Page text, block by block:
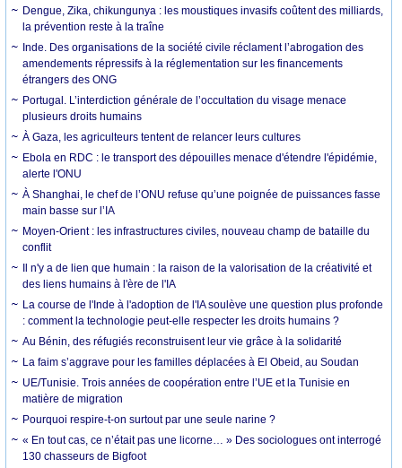
Dengue, Zika, chikungunya : les moustiques invasifs coûtent des milliards,
la prévention reste à la traîne
Inde. Des organisations de la société civile réclament l’abrogation des
amendements répressifs à la réglementation sur les financements
étrangers des ONG
Portugal. L’interdiction générale de l’occultation du visage menace
plusieurs droits humains
À Gaza, les agriculteurs tentent de relancer leurs cultures
Ebola en RDC : le transport des dépouilles menace d'étendre l'épidémie,
alerte l'ONU
À Shanghai, le chef de l’ONU refuse qu’une poignée de puissances fasse
main basse sur l’IA
Moyen-Orient : les infrastructures civiles, nouveau champ de bataille du
conflit
Il n'y a de lien que humain : la raison de la valorisation de la créativité et
des liens humains à l'ère de l'IA
La course de l'Inde à l'adoption de l'IA soulève une question plus profonde
: comment la technologie peut-elle respecter les droits humains ?
Au Bénin, des réfugiés reconstruisent leur vie grâce à la solidarité
La faim s’aggrave pour les familles déplacées à El Obeid, au Soudan
UE/Tunisie. Trois années de coopération entre l’UE et la Tunisie en
matière de migration
Pourquoi respire-t-on surtout par une seule narine ?
« En tout cas, ce n’était pas une licorne… » Des sociologues ont interrogé
130 chasseurs de Bigfoot